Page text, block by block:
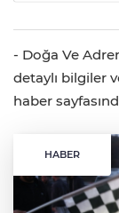
- Doğa Ve
detaylı bilgiler
haber
HABER